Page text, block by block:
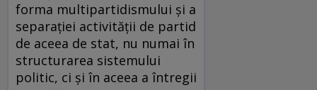
forma multipartidismului și a
separației activității de partid
de aceea de stat, nu numai în
structurarea sistemului
politic, ci și în aceea a întregii